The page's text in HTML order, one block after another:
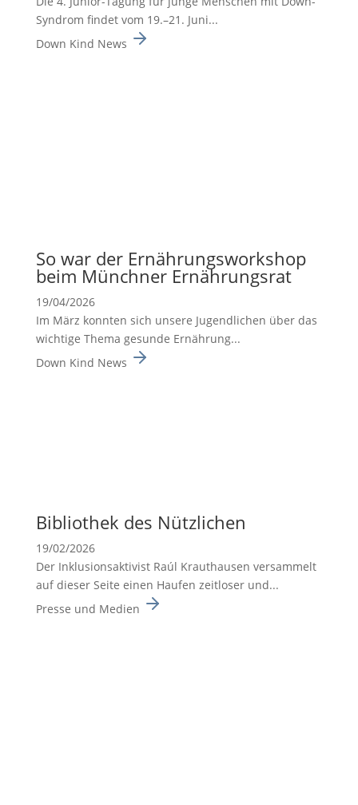
Syndrom findet vom 19.–21. Juni...
Down Kind News
So war der Ernäh­rungs­work­shop
beim Münchner Ernäh­rungsrat
19/04/2026
Im März konnten sich unsere Jugend­li­chen über das
wichtige Thema gesunde Ernäh­rung...
Down Kind News
Biblio­thek des Nützli­chen
19/02/2026
Der Inklusionsaktivist Raúl Krauthausen versammelt
auf dieser Seite einen Haufen zeitloser und...
Presse und Medien